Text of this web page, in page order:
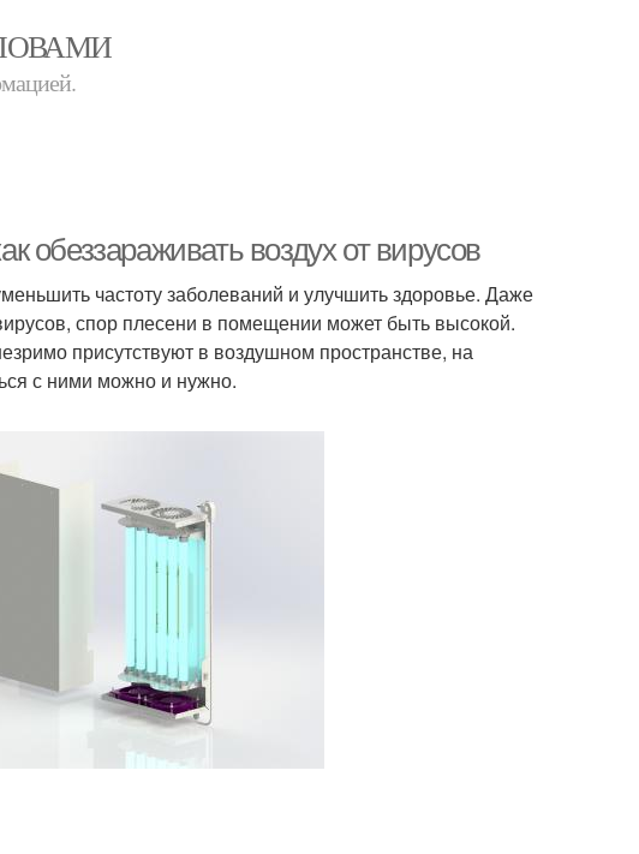
обеззараживать воздух от вирусов
частоту заболеваний и улучшить здоровье. Даже
спор плесени в помещении может быть высокой.
присутствуют в воздушном пространстве, на
с ними можно и нужно.